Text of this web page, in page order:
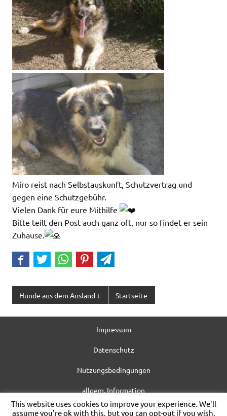
Miro reist nach Selbstauskunft, Schutzvertrag und
gegen eine Schutzgebühr.
Vielen Dank für eure Mithilfe
Bitte teilt den Post auch ganz oft, nur so findet er sein
Zuhause.
Hunde aus dem Ausland ↓ Startseite
Impressum
Datenschutz
Nutzungsbedingungen
allgem. Information
WordPress-Theme: Dynamic News von ThemeZee.
This website uses cookies to improve your experience. We'll
assume you're ok with this, but you can opt-out if you wish.